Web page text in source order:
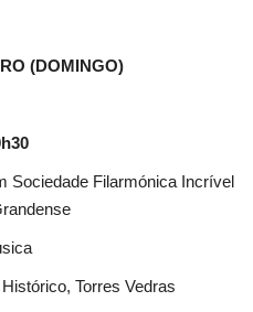
(DOMINGO)
Sociedade Filarmónica Incrível
Torres Vedras